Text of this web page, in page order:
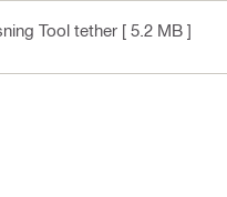
Tool tether [ 5.2 MB ]